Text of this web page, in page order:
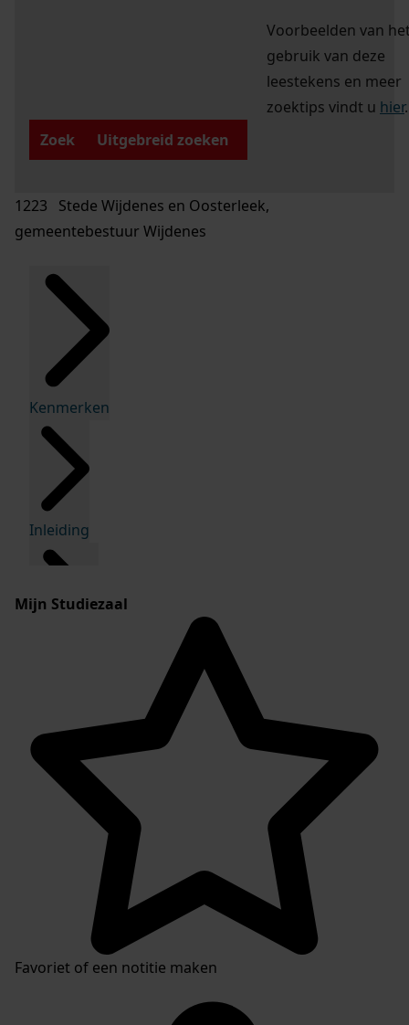
Voorbeelden van
gebruik van deze
leestekens en meer
zoektips vindt u hier.
Zoek
Uitgebreid zoeken
1223 Stede Wijdenes en Oosterleek,
gemeentebestuur Wijdenes
Kenmerken
Inleiding
Mijn Studiezaal
Favoriet of een notitie maken